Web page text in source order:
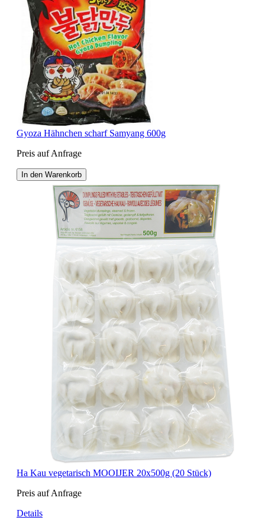
Gyoza Hähnchen scharf Samyang 600g
Preis auf Anfrage
In den Warenkorb
Ha Kau vegetarisch MOOIJER 20x500g (20 Stück)
Preis auf Anfrage
Details